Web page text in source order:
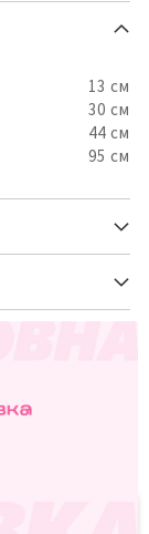
13 см
30 см
44 см
95 см